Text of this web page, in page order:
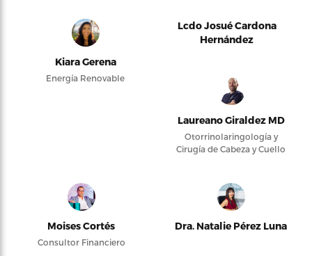
Kiara Gerena
Energía Renovable
Lcdo Josué Cardona
Hernández
Laureano Giraldez MD
Otorrinolaringología y
Cirugía de Cabeza y Cuello
Moises Cortés
Consultor Financiero
Dra. Natalie Pérez Luna